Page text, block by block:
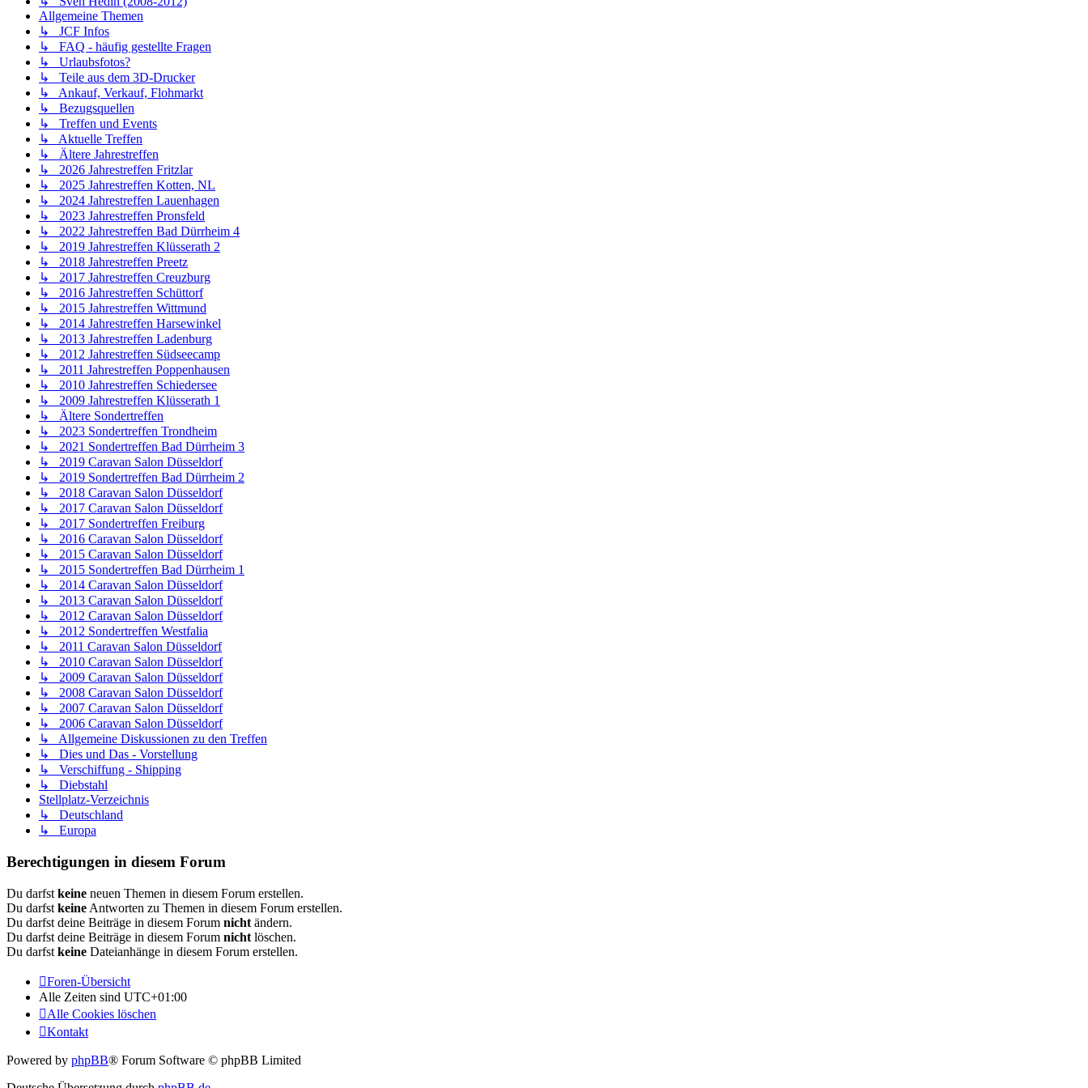
Allgemeine Themen
↳ JCF Infos
↳ FAQ - häufig gestellte Fragen
↳ Urlaubsfotos?
↳ Teile aus dem 3D-Drucker
↳ Ankauf, Verkauf, Flohmarkt
↳ Bezugsquellen
↳ Treffen und Events
↳ Aktuelle Treffen
↳ Ältere Jahrestreffen
↳ 2026 Jahrestreffen Fritzlar
↳ 2025 Jahrestreffen Kotten, NL
↳ 2024 Jahrestreffen Lauenhagen
↳ 2023 Jahrestreffen Pronsfeld
↳ 2022 Jahrestreffen Bad Dürrheim 4
↳ 2019 Jahrestreffen Klüsserath 2
↳ 2018 Jahrestreffen Preetz
↳ 2017 Jahrestreffen Creuzburg
↳ 2016 Jahrestreffen Schüttorf
↳ 2015 Jahrestreffen Wittmund
↳ 2014 Jahrestreffen Harsewinkel
↳ 2013 Jahrestreffen Ladenburg
↳ 2012 Jahrestreffen Südseecamp
↳ 2011 Jahrestreffen Poppenhausen
↳ 2010 Jahrestreffen Schiedersee
↳ 2009 Jahrestreffen Klüsserath 1
↳ Ältere Sondertreffen
↳ 2023 Sondertreffen Trondheim
↳ 2021 Sondertreffen Bad Dürrheim 3
↳ 2019 Caravan Salon Düsseldorf
↳ 2019 Sondertreffen Bad Dürrheim 2
↳ 2018 Caravan Salon Düsseldorf
↳ 2017 Caravan Salon Düsseldorf
↳ 2017 Sondertreffen Freiburg
↳ 2016 Caravan Salon Düsseldorf
↳ 2015 Caravan Salon Düsseldorf
↳ 2015 Sondertreffen Bad Dürrheim 1
↳ 2014 Caravan Salon Düsseldorf
↳ 2013 Caravan Salon Düsseldorf
↳ 2012 Caravan Salon Düsseldorf
↳ 2012 Sondertreffen Westfalia
↳ 2011 Caravan Salon Düsseldorf
↳ 2010 Caravan Salon Düsseldorf
↳ 2009 Caravan Salon Düsseldorf
↳ 2008 Caravan Salon Düsseldorf
↳ 2007 Caravan Salon Düsseldorf
↳ 2006 Caravan Salon Düsseldorf
↳ Allgemeine Diskussionen zu den Treffen
↳ Dies und Das - Vorstellung
↳ Verschiffung - Shipping
↳ Diebstahl
Stellplatz-Verzeichnis
↳ Deutschland
↳ Europa
Berechtigungen in diesem Forum
Du darfst keine neuen Themen in diesem Forum erstellen.
Du darfst keine Antworten zu Themen in diesem Forum erstellen.
Du darfst deine Beiträge in diesem Forum nicht ändern.
Du darfst deine Beiträge in diesem Forum nicht löschen.
Du darfst keine Dateianhänge in diesem Forum erstellen.
Foren-Übersicht
Alle Zeiten sind UTC+01:00
Alle Cookies löschen
Kontakt
Powered by phpBB® Forum Software © phpBB Limited